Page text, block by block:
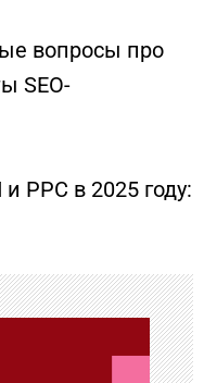
вопросы про
SEO-
PPC в 2025 году: